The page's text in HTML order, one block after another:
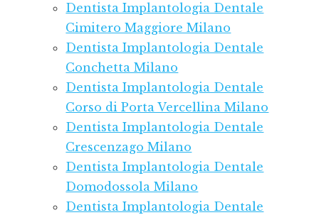
Dentista Implantologia Dentale
Cimitero Maggiore Milano
Dentista Implantologia Dentale
Conchetta Milano
Dentista Implantologia Dentale
Corso di Porta Vercellina Milano
Dentista Implantologia Dentale
Crescenzago Milano
Dentista Implantologia Dentale
Domodossola Milano
Dentista Implantologia Dentale